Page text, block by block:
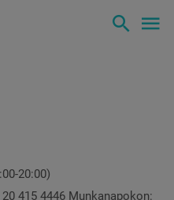
20:00)
415 4446 Munkanapokon: